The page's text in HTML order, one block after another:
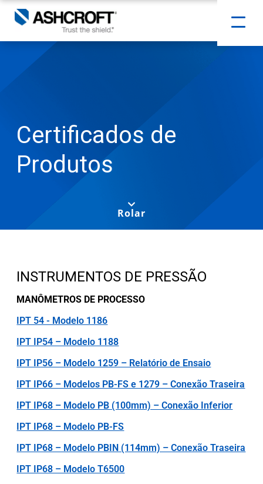
Certificados de
Produtos
Rolar
INSTRUMENTOS DE PRESSÃO
MANÔMETROS DE PROCESSO
IPT 54 - Modelo 1186
IPT IP54 – Modelo 1188
IPT IP56 – Modelo 1259 – Relatório de Ensaio
IPT IP66 – Modelos PB-FS e 1279 – Conexão Traseira
IPT IP68 – Modelo PB (100mm) – Conexão Inferior
IPT IP68 – Modelo PB-FS
IPT IP68 – Modelo PBIN (114mm) – Conexão Traseira
IPT IP68 – Modelo T6500